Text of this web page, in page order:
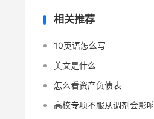
相关推荐
10英语怎么写
美文是什么
怎么看资产负债表
高校专项不服从调剂会影